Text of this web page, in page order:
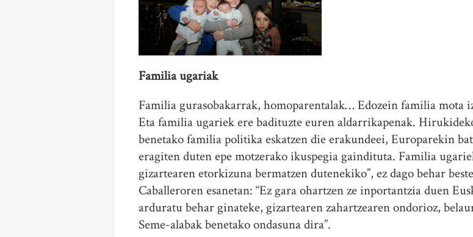
Familia ugariak
Familia gurasobakarrak, homoparentalak… Edozein familia mota
Eta familia ugariek ere badituzte euren aldarrikapenak.
benetako familia politika eskatzen die erakundeei, Europarekin
eragiten duten epe motzerako ikuspegia gaindituta. Familia
gizartearen etorkizuna bermatzen dutenekiko”, ez dago behar
Caballeroren esanetan: “Ez gara ohartzen ze inportantzia duen
arduratu behar ginateke, gizartearen zahartzearen ondorioz,
Seme-alabak benetako ondasuna dira”.